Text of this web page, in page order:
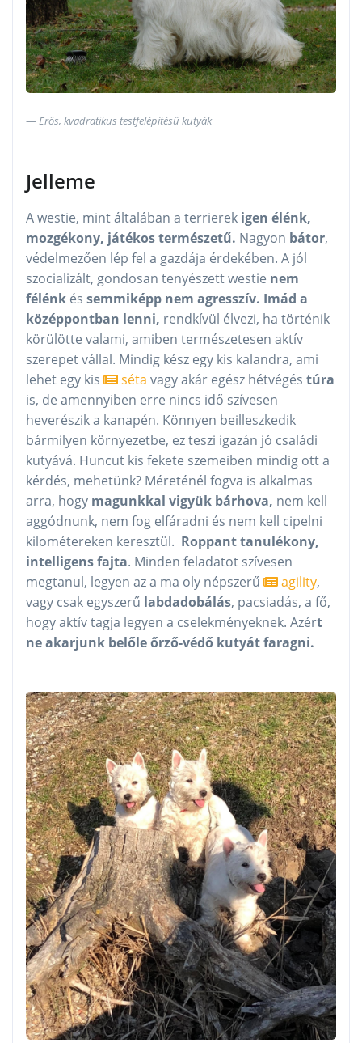
Erős, kvadratikus testfelépítésű kutyák
Jelleme
A westie, mint általában a terrierek igen élénk,
mozgékony, játékos természetű. Nagyon bátor,
védelmezően lép fel a gazdája érdekében. A jól
szocializált, gondosan tenyészett westie nem
félénk és semmiképp nem agresszív. Imád a
középpontban lenni, rendkívül élvezi, ha történik
körülötte valami, amiben természetesen aktív
szerepet vállal. Mindig kész egy kis kalandra, ami
lehet egy kis
séta vagy akár egész hétvégés túra
is, de amennyiben erre nincs idő szívesen
heverészik a kanapén. Könnyen beilleszkedik
bármilyen környezetbe, ez teszi igazán jó családi
kutyává. Huncut kis fekete szemeiben mindig ott a
kérdés, mehetünk? Méreténél fogva is alkalmas
arra, hogy magunkkal vigyük bárhova, nem kell
aggódnunk, nem fog elfáradni és nem kell cipelni
kilométereken keresztül. Roppant tanulékony,
intelligens fajta. Minden feladatot szívesen
megtanul, legyen az a ma oly népszerű
agility,
vagy csak egyszerű labdadobálás, pacsiadás, a fő,
hogy aktív tagja legyen a cselekményeknek. Azért
ne akarjunk belőle őrző-védő kutyát faragni.